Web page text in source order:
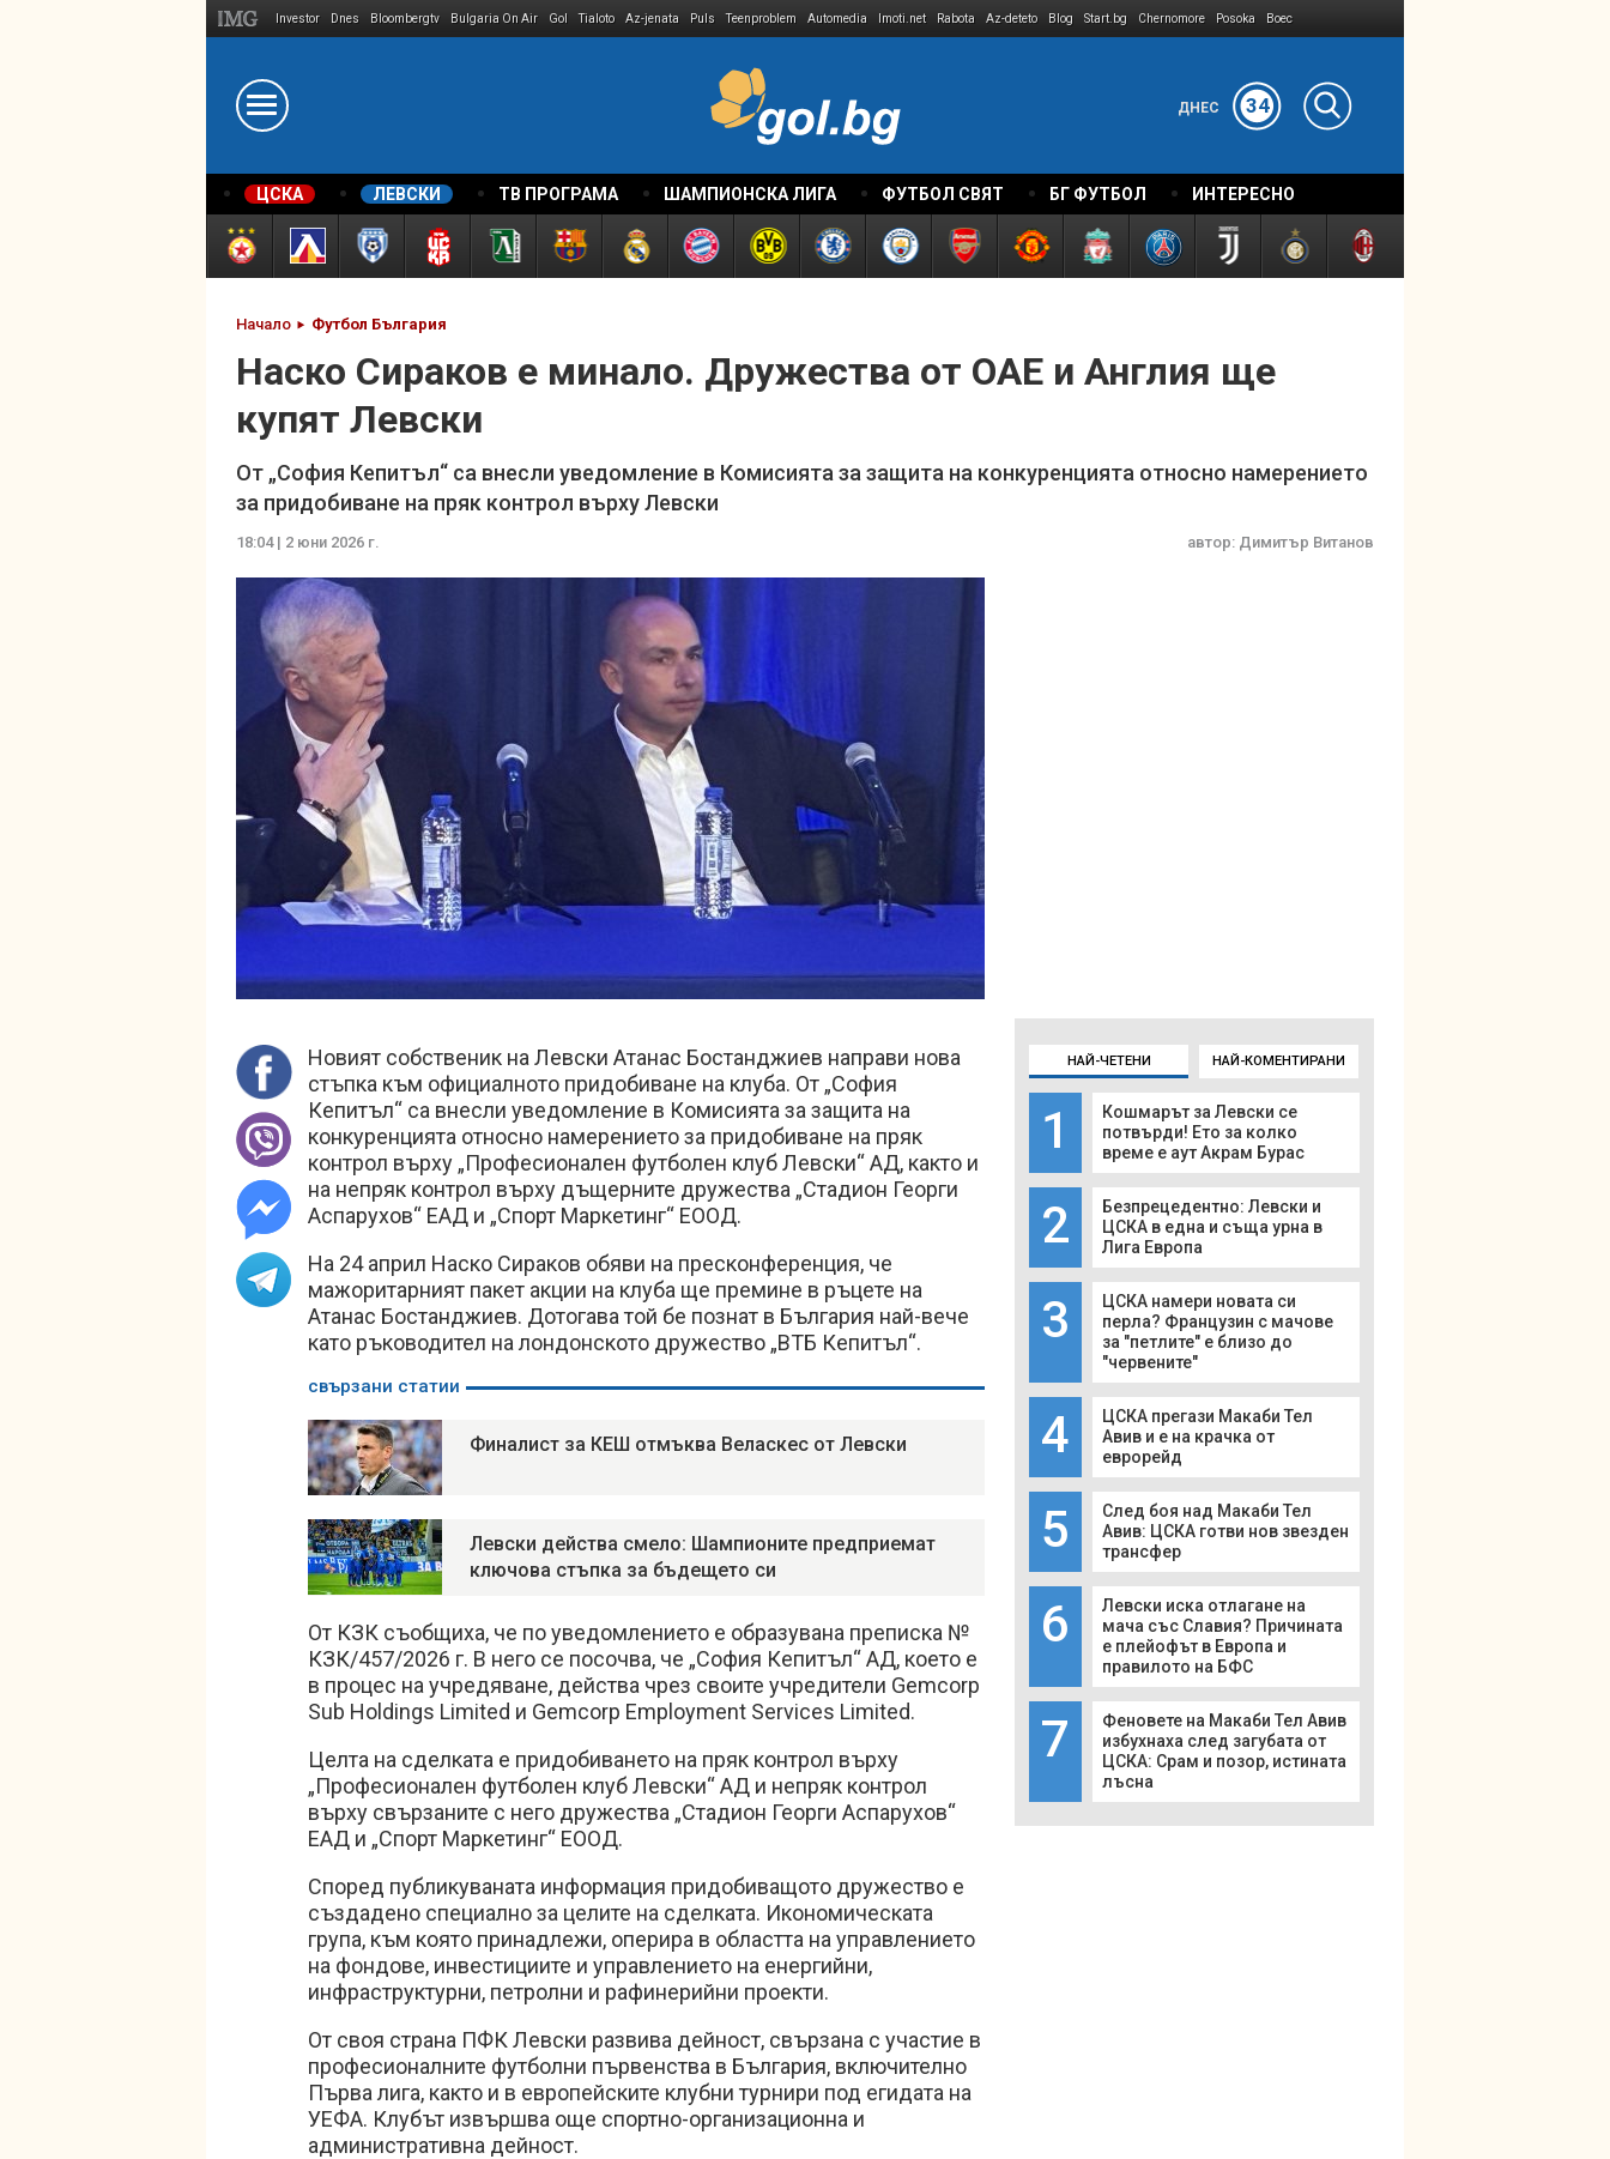
Investor Dnes Bloombergtv Bulgaria On Air Gol Tialoto Az-jenata Puls Teenproblem Automedia Imoti.net Rabota Az-deteto Blog Start.bg Chernomore Posoka Boec
ДНЕС 34
ЦСКА ЛЕВСКИ ТВ ПРОГРАМА ШАМПИОНСКА ЛИГА ФУТБОЛ СВЯТ БГ ФУТБОЛ ИНТЕРЕСНО
Начало Футбол България
Наско Сираков е минало. Дружества от ОАЕ и Англия ще
купят Левски
От „София Кепитъл“ са внесли уведомление в Комисията за защита на конкуренцията относно намерението
за придобиване на пряк контрол върху Левски
18:04 | 2 юни 2026 г. автор: Димитър Витанов
Новият собственик на Левски Атанас Бостанджиев направи нова
стъпка към официалното придобиване на клуба. От „София
Кепитъл“ са внесли уведомление в Комисията за защита на
конкуренцията относно намерението за придобиване на пряк
контрол върху „Професионален футболен клуб Левски“ АД, както и
на непряк контрол върху дъщерните дружества „Стадион Георги
Аспарухов“ ЕАД и „Спорт Маркетинг“ ЕООД.
На 24 април Наско Сираков обяви на пресконференция, че
мажоритарният пакет акции на клуба ще премине в ръцете на
Атанас Бостанджиев. Дотогава той бе познат в България най-вече
като ръководител на лондонското дружество „ВТБ Кепитъл“.
свързани статии
Финалист за КЕШ отмъква Веласкес от Левски
Левски действа смело: Шампионите предприемат
ключова стъпка за бъдещето си
От КЗК съобщиха, че по уведомлението е образувана преписка №
КЗК/457/2026 г. В него се посочва, че „София Кепитъл“ АД, което е
в процес на учредяване, действа чрез своите учредители Gemcorp
Sub Holdings Limited и Gemcorp Employment Services Limited.
Целта на сделката е придобиването на пряк контрол върху
„Професионален футболен клуб Левски“ АД и непряк контрол
върху свързаните с него дружества „Стадион Георги Аспарухов“
ЕАД и „Спорт Маркетинг“ ЕООД.
Според публикуваната информация придобиващото дружество е
създадено специално за целите на сделката. Икономическата
група, към която принадлежи, оперира в областта на управлението
на фондове, инвестициите и управлението на енергийни,
инфраструктурни, петролни и рафинерийни проекти.
От своя страна ПФК Левски развива дейност, свързана с участие в
професионалните футболни първенства в България, включително
Първа лига, както и в европейските клубни турнири под егидата на
УЕФА. Клубът извършва още спортно-организационна и
административна дейност.
НАЙ-ЧЕТЕНИ НАЙ-КОМЕНТИРАНИ
1
Кошмарът за Левски се
потвърди! Ето за колко
време е аут Акрам Бурас
2
Безпрецедентно: Левски и
ЦСКА в една и съща урна в
Лига Европа
3
ЦСКА намери новата си
перла? Французин с мачове
за "петлите" е близо до
"червените"
4
ЦСКА прегази Макаби Тел
Авив и е на крачка от
еврорейд
5
След боя над Макаби Тел
Авив: ЦСКА готви нов звезден
трансфер
6
Левски иска отлагане на
мача със Славия? Причината
е плейофът в Европа и
правилото на БФС
7
Феновете на Макаби Тел Авив
избухнаха след загубата от
ЦСКА: Срам и позор, истината
лъсна